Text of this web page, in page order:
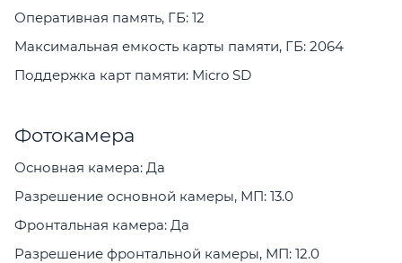
Оперативная память, ГБ: 12
Максимальная емкость карты памяти, ГБ: 2064
Поддержка карт памяти: Micro SD
Фотокамера
Основная камера: Да
Разрешение основной камеры, МП: 13.0
Фронтальная камера: Да
Разрешение фронтальной камеры, МП: 12.0